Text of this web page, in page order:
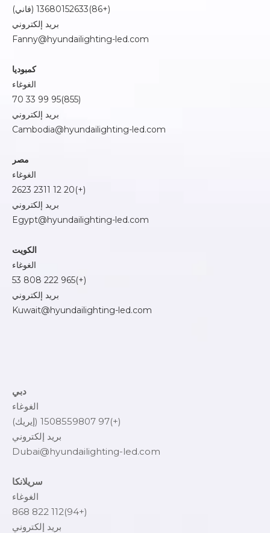
(+86)13680152633 (فاني)
بريد إلكتروني
Fanny@hyundailighting-led.com
كمبوديا
الغوغاء
(855)95 99 33 70
بريد إلكتروني
Cambodia@hyundailighting-led.com
مصر
الغوغاء
(+)20 12 2311 2623
بريد إلكتروني
Egypt@hyundailighting-led.com
الكويت
الغوغاء
(+)965 222 808 53
بريد إلكتروني
Kuwait@hyundailighting-led.com
دبي
الغوغاء
(+)97 1508559807 (إيريك)
بريد إلكتروني
Dubai@hyundailighting-led.com
سريلانكا
الغوغاء
(+94)112 822 868
بريد إلكتروني